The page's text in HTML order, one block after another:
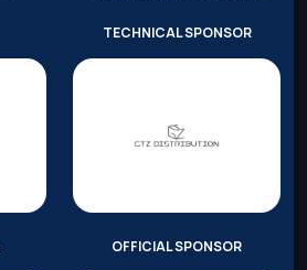
TECHNICAL SPONSOR
OFFICIAL SPONSOR